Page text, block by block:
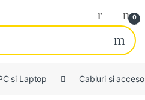
0
si Laptop Cabluri si